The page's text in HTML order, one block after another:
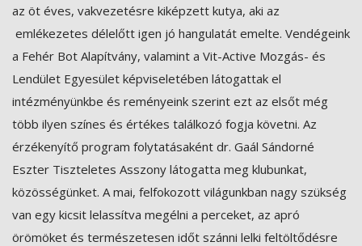
az öt éves, vakvezetésre kiképzett kutya, aki az
emlékezetes délelőtt igen jó hangulatát emelte. Vendégeink
a Fehér Bot Alapítvány, valamint a Vit-Active Mozgás- és
Lendület Egyesület képviseletében látogattak el
intézményünkbe és reményeink szerint ezt az elsőt még
több ilyen színes és értékes találkozó fogja követni. Az
érzékenyítő program folytatásaként dr. Gaál Sándorné
Eszter Tiszteletes Asszony látogatta meg klubunkat,
közösségünket. A mai, felfokozott világunkban nagy szükség
van egy kicsit lelassítva megélni a perceket, az apró
örömöket és természetesen időt szánni lelki feltöltődésre